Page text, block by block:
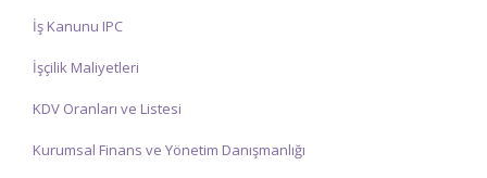
İş Kanunu IPC
İşçilik Maliyetleri
KDV Oranları ve Listesi
Kurumsal Finans ve Yönetim Danışmanlığı